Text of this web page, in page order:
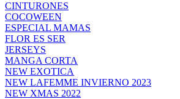
CINTURONES
COCOWEEN
ESPECIAL MAMAS
FLOR ES SER
JERSEYS
MANGA CORTA
NEW EXOTICA
NEW LAFEMME INVIERNO 2023
NEW XMAS 2022